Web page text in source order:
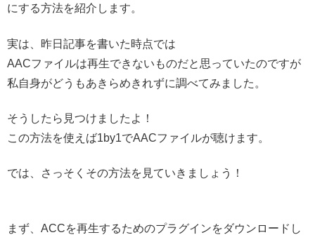
にする方法を紹介します。
実は、昨日記事を書いた時点では
AACファイルは再生できないものだと思っていたのですが
私自身がどうもあきらめきれずに調べてみました。
そうしたら見つけましたよ！
この方法を使えば1by1でAACファイルが聴けます。
では、さっそくその方法を見ていきましょう！
まず、ACCを再生するためのプラグインをダウンロードし